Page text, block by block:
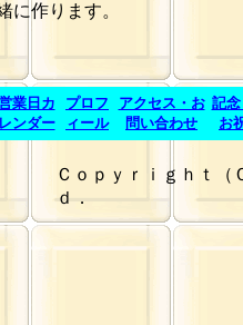
Ｃｏｐｙｒｉｇｈｔ
ｄ．
に作ります。
業日カ
レンダー
プロフ
ィール
アクセス・お
問い合わせ
記
お